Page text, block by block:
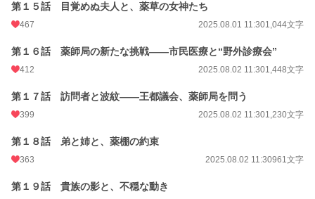
第１５話 目覚めぬ夫人と、薬草の女神たち
467 2025.08.01 11:301,044文字
第１６話 薬師局の新たな挑戦――市民医療と“野外診療会”
412 2025.08.02 11:301,448文字
第１７話 訪問者と波紋――王都議会、薬師局を問う
399 2025.08.02 11:301,230文字
第１８話 弟と姉と、薬棚の約束
363 2025.08.02 11:30961文字
第１９話 貴族の影と、不穏な動き